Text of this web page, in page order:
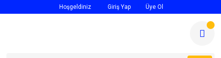
Hoşgeldiniz Giriş Yap Üye Ol